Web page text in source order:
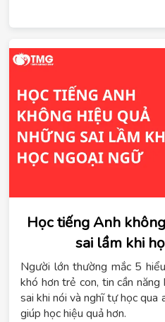
Học tiếng Anh
sai lầm khi
Người lớn thường mắc 5
khó hơn trẻ con, tin cần
sai khi nói và nghĩ tự học
giúp học hiệu quả hơn.